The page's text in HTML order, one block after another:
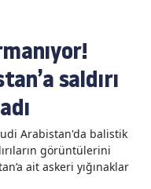
saldırı
Arabistan'da balistik
görüntülerini
ait askeri yığınaklar